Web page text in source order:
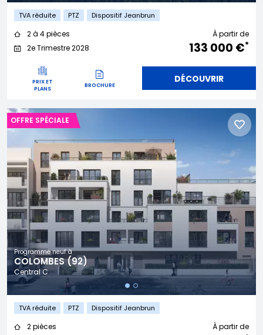
TVA réduite PTZ Dispositif Jeanbrun
2 à 4 pièces
2e Trimestre 2028
À partir de
133 000 €*
PRIX ET
PLANS
BROCHURE
DÉCOUVRIR
Programme neuf à
COLOMBES (92)
Central C
OFFRE SPÉCIALE
TVA réduite PTZ Dispositif Jeanbrun
2 pièces À partir de